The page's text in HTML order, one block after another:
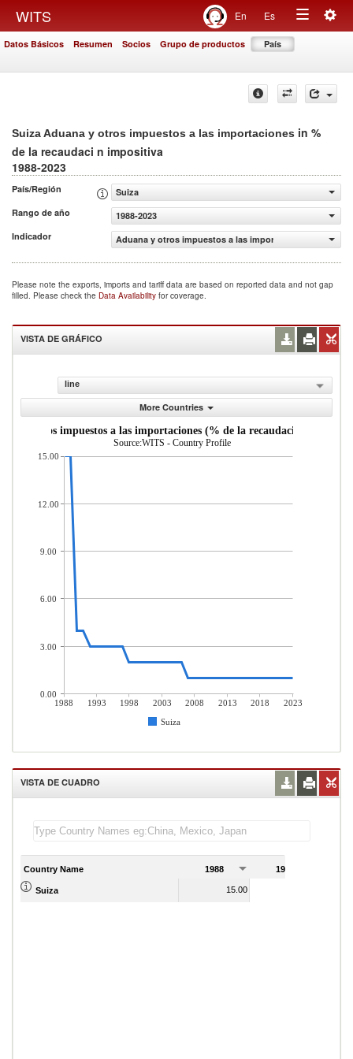
WITS En Es
Toggle
Datos Básicos Resumen Socios Grupo de productos País
Suiza Aduana y otros impuestos a las importaciones in %
de la recaudaci n impositiva
1988-2023
País/Región
Suiza
Rango de año
1988-2023
Indicador
Aduana y otros impuestos a las importaciones (% de la
Please note the exports, imports and tariff data are based on reported data and not gap
filled. Please check the Data Availability for coverage.
VISTA DE GRÁFICO
line
More Countries
y otros impuestos a las importaciones (% de la recaudaci n
Source:WITS - Country Profile
1988 1993 1998 2003 2008 2013 2018
2023
Suiza
15.00
12.00
9.00
6.00
3.00
0.00
VISTA DE CUADRO
Country Name 1988 1989
Suiza 15.00